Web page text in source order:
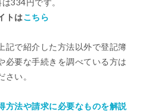
334円です。
トはこちら
記で紹介した方法以外で登記簿
必要な手続きを調べている方は
い。
方法や請求に必要なものを解説